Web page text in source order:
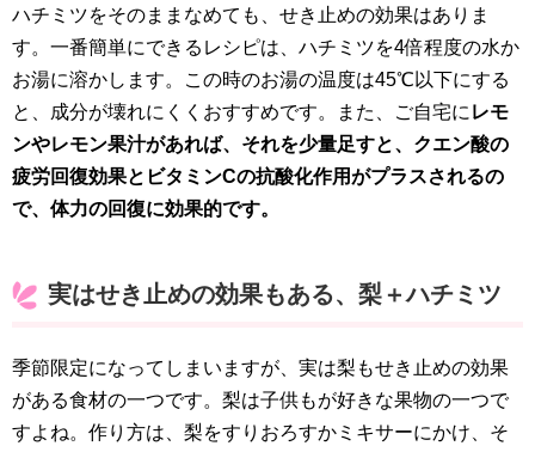
ハチミツをそのままなめても、せき止めの効果はありま
す。一番簡単にできるレシピは、ハチミツを4倍程度の水か
お湯に溶かします。この時のお湯の温度は45℃以下にする
と、成分が壊れにくくおすすめです。また、ご自宅に レモ
ンやレモン果汁があれば、それを少量足すと、クエン酸の
疲労回復効果とビタミンCの抗酸化作用がプラスされるの
で、体力の回復に効果的です。
実はせき止めの効果もある、梨＋ハチミツ
季節限定になってしまいますが、実は梨もせき止めの効果
がある食材の一つです。梨は子供もが好きな果物の一つで
すよね。作り方は、梨をすりおろすかミキサーにかけ、そ